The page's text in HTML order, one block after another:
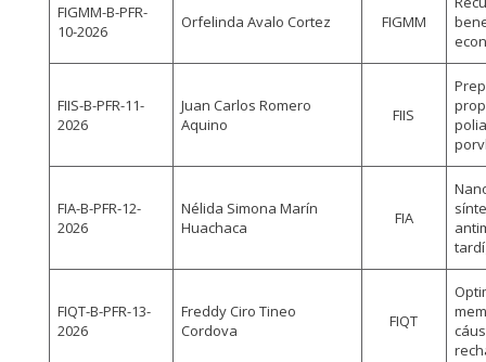
FIGMM-B-PFR-
10-2026
Orfelinda Avalo Cortez FIGMM
FIIS-B-PFR-11-
2026
Juan Carlos Romero
Aquino
FIIS
FIA-B-PFR-12-
2026
Nélida Simona Marín
Huachaca
FIA
FIQT-B-PFR-13-
2026
Freddy Ciro Tineo
Cordova
FIQT